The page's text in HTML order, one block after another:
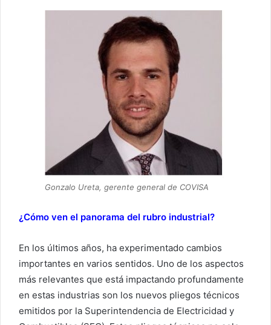
Gonzalo Ureta, gerente general de COVISA
¿Cómo ven el panorama del rubro industrial?
En los últimos años, ha experimentado cambios
importantes en varios sentidos. Uno de los aspectos
más relevantes que está impactando profundamente
en estas industrias son los nuevos pliegos técnicos
emitidos por la Superintendencia de Electricidad y